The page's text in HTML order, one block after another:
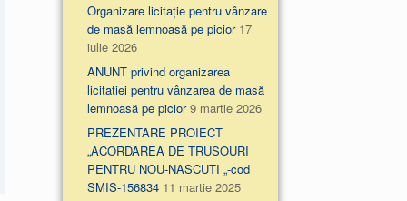
Organizare licitație pentru vânzare
de masă lemnoasă pe picior 17
iulie 2026
ANUNT privind organizarea
licitatiei pentru vânzarea de masă
lemnoasă pe picior 9 martie 2026
PREZENTARE PROIECT
„ACORDAREA DE TRUSOURI
PENTRU NOU-NASCUTI „-cod
SMIS-156834 11 martie 2025